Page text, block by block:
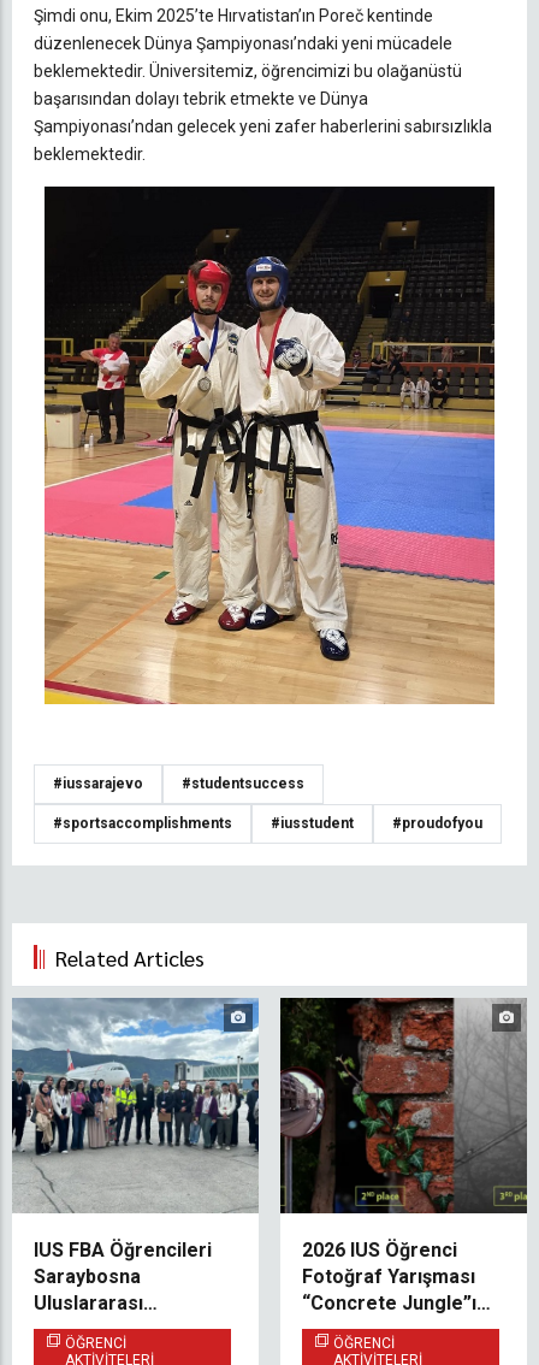
Şimdi onu, Ekim 2025’te Hırvatistan’ın Poreč kentinde
düzenlenecek Dünya Şampiyonası’ndaki yeni mücadele
beklemektedir. Üniversitemiz, öğrencimizi bu olağanüstü
başarısından dolayı tebrik etmekte ve Dünya
Şampiyonası’ndan gelecek yeni zafer haberlerini sabırsızlıkla
beklemektedir.
#iussarajevo #studentsuccess
#sportsaccomplishments #iusstudent #proudofyou
Related Articles
IUS FBA Öğrencileri
Saraybosna
Uluslararası
Havalimanı’nda İş
Etiğini Yerinde
ÖĞRENCI
AKTIVITELERI
2026 IUS Öğrenci
Fotoğraf Yarışması
“Concrete Jungle”ın
Kazananları Belli Oldu
ÖĞRENCI
AKTIVITELERI